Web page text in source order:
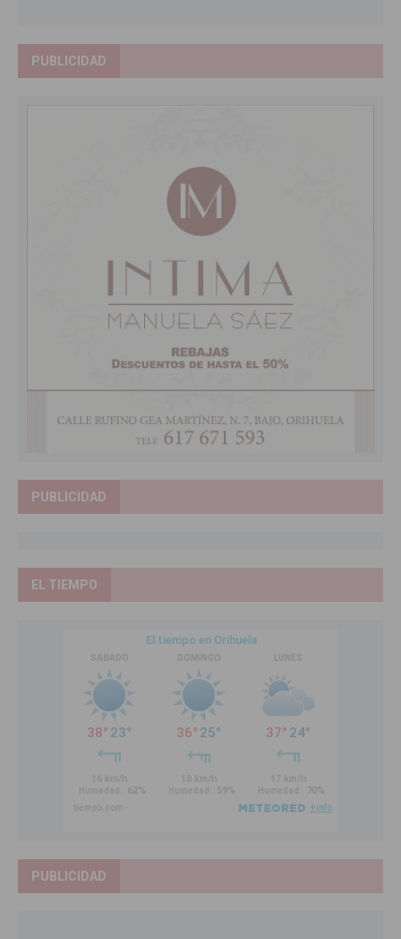
PUBLICIDAD
PUBLICIDAD
EL TIEMPO
PUBLICIDAD